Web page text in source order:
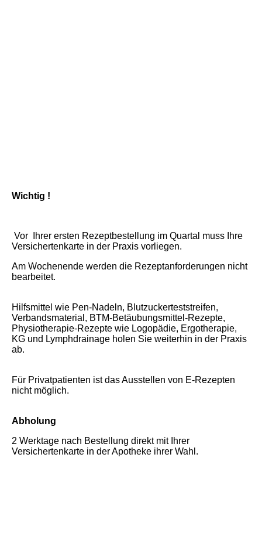
Wichtig !
Vor Ihrer ersten Rezeptbestellung im Quartal muss Ihre
Versichertenkarte in der Praxis vorliegen.
Am Wochenende werden die Rezeptanforderungen nicht
bearbeitet.
Hilfsmittel wie Pen-Nadeln, Blutzuckerteststreifen,
Verbandsmaterial, BTM-Betäubungsmittel-Rezepte,
Physiotherapie-Rezepte wie Logopädie, Ergotherapie,
KG und Lymphdrainage holen Sie weiterhin in der Praxis
ab.
Für Privatpatienten ist das Ausstellen von E-Rezepten
nicht möglich.
Abholung
2 Werktage nach Bestellung direkt mit Ihrer
Versichertenkarte in der Apotheke ihrer Wahl.